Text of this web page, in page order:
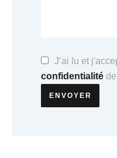
J’ai lu et
confidentialité
ENVOYER